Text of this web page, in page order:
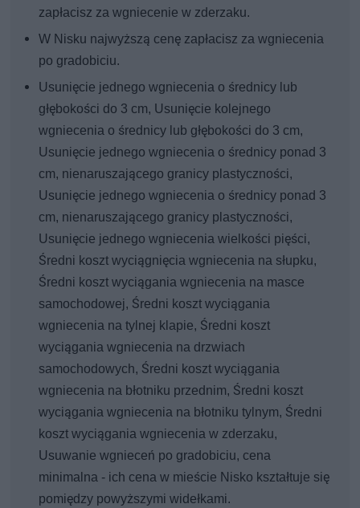
zapłacisz za wgniecenie w zderzaku.
W Nisku najwyższą cenę zapłacisz za wgniecenia
po gradobiciu.
Usunięcie jednego wgniecenia o średnicy lub
głębokości do 3 cm, Usunięcie kolejnego
wgniecenia o średnicy lub głębokości do 3 cm,
Usunięcie jednego wgniecenia o średnicy ponad 3
cm, nienaruszającego granicy plastyczności,
Usunięcie jednego wgniecenia o średnicy ponad 3
cm, nienaruszającego granicy plastyczności,
Usunięcie jednego wgniecenia wielkości pięści,
Średni koszt wyciągnięcia wgniecenia na słupku,
Średni koszt wyciągania wgniecenia na masce
samochodowej, Średni koszt wyciągania
wgniecenia na tylnej klapie, Średni koszt
wyciągania wgniecenia na drzwiach
samochodowych, Średni koszt wyciągania
wgniecenia na błotniku przednim, Średni koszt
wyciągania wgniecenia na błotniku tylnym, Średni
koszt wyciągania wgniecenia w zderzaku,
Usuwanie wgnieceń po gradobiciu, cena
minimalna - ich cena w mieście Nisko kształtuje się
pomiędzy powyższymi widełkami.